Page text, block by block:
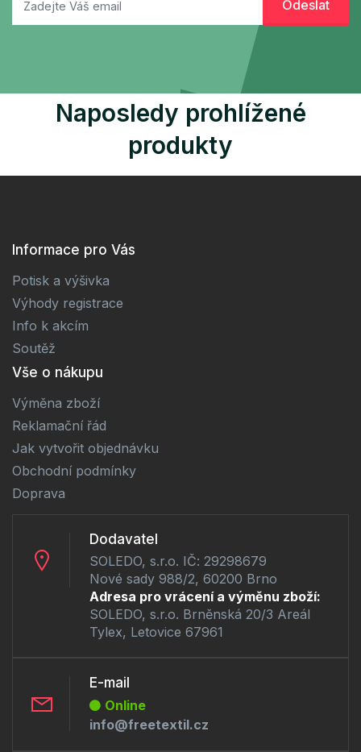
Naposledy prohlížené
produkty
Informace pro Vás
Potisk a výšivka
Výhody registrace
Info k akcím
Soutěž
Vše o nákupu
Výměna zboží
Reklamační řád
Jak vytvořit objednávku
Obchodní podmínky
Doprava
Dodavatel
SOLEDO, s.r.o. IČ: 29298679
Nové sady 988/2, 60200 Brno
Adresa pro vrácení a výměnu zboží:
SOLEDO, s.r.o. Brněnská 20/3 Areál
Tylex, Letovice 67961
E-mail
Online
info@freetextil.cz